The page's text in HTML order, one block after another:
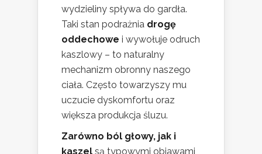
wydzieliny spływa do gardła.
Taki stan podrażnia drogę
oddechowe i wywołuje odruch
kaszlowy – to naturalny
mechanizm obronny naszego
ciała. Często towarzyszy mu
uczucie dyskomfortu oraz
większa produkcja śluzu.
Zarówno ból głowy, jak i
kaszel są typowymi objawami